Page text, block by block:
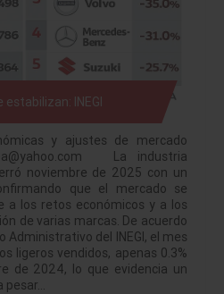
estabilizan: INEGI
y ajustes de mercado
La industria
noviembre de 2025 con un
que el mercado se
a los retos económicos y a los
de varias marcas. De acuerdo
Administrativo del INEGI, el mes
ligeros vendidos, apenas 0.3%
de 2024, lo que evidencia un
pesar…